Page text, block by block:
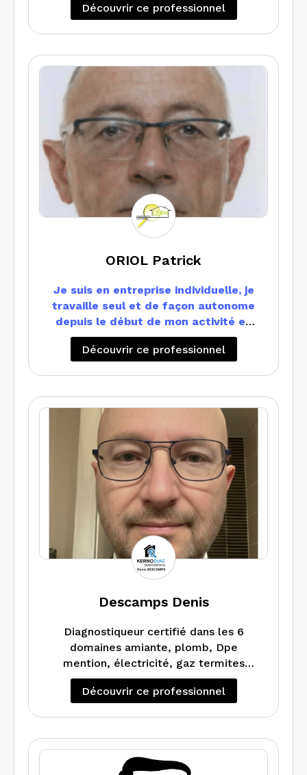
Découvrir ce professionnel
ORIOL Patrick
Je suis en entreprise individuelle, je
travaille seul et de façon autonome
depuis le début de mon activité en
2009
Je suis positionné principalement sur
Je travaille en compléments avec
quelques professionnels du Diags
selon les domaines avec mention
Découvrir ce professionnel
Descamps Denis
Diagnostiqueur certifié dans les 6
domaines amiante, plomb, Dpe
mention, électricité, gaz termites
j’interviens dans les Côtes d’armor et le
Finistère.
Découvrir ce professionnel